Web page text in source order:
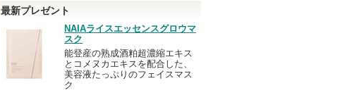
最新プレゼント
NAIAライスエッセンスグロウマ
スク
能登産の熟成酒粕超濃縮エキス
とコメヌカエキスを配合した、
美容液たっぷりのフェイスマス
ク